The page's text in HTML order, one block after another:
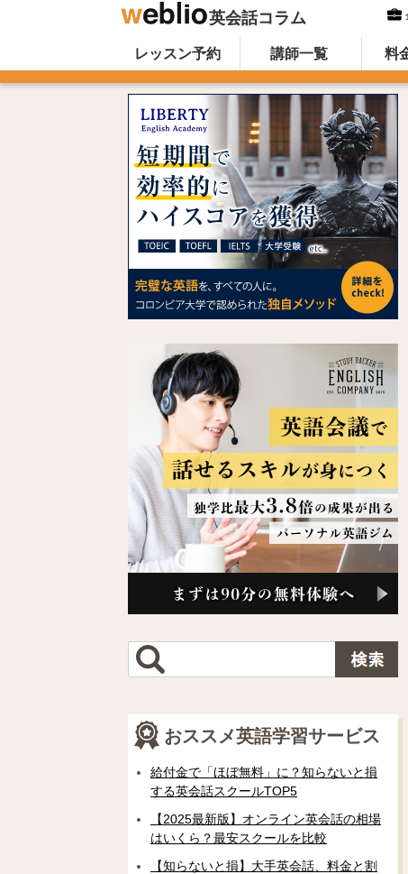
英会話コラム
オンライン英会話のWeblio英会話コ
Skip to content
レッスン予約 講師一覧 料
おススメ英語学習サービス
給付金で「ほぼ無料」に？知らないと損
する英会話スクールTOP5
【2025最新版】オンライン英会話の相場
はいくら？最安スクールを比較
【知らないと損】大手英会話、料金と割